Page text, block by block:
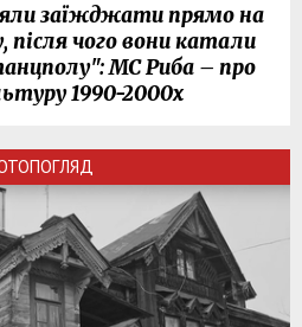
заїжджати прямо на
чого вони катали
МС Риба – про
1990-2000х